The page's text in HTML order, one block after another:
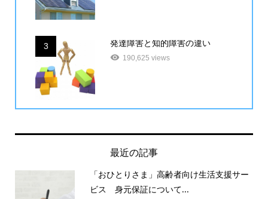
3 発達障害と知的障害の違い
190,625 views
最近の記事
「おひとりさま」高齢者向け生活支援サー
ビス 身元保証について...